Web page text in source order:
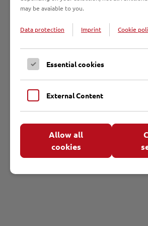
Jetzt anhören
Als mp3 speichern
Bischof Bode über Seligsprechungen
may be avaiable to you.
Data protection Imprint Cookie
Essential cookies
External Content
Allow all
cookies